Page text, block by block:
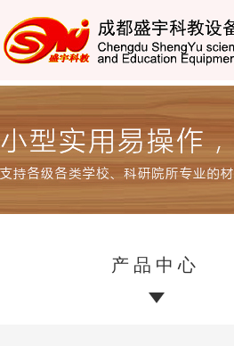
产品中心